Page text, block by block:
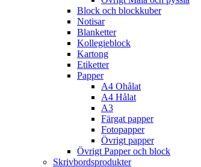
Block och blockkuber
Notisar
Blanketter
Kollegieblock
Kartong
Etiketter
Papper
A4 Ohålat
A4 Hålat
A3
Färgat papper
Fotopapper
Övrigt papper
Övrigt Papper och block
Skrivbordsprodukter